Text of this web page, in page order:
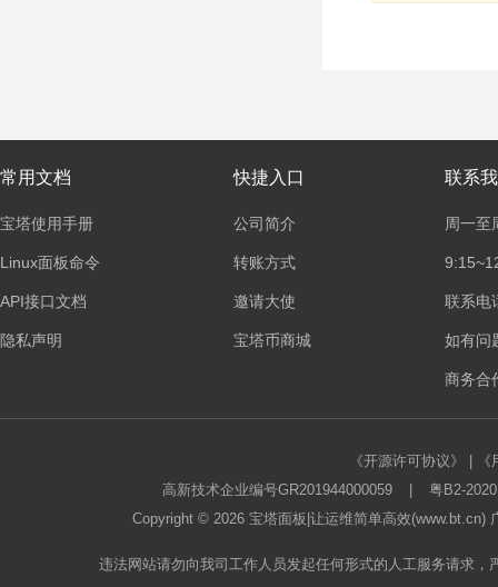
常用文档
宝塔使用手册
Linux面板命令
API接口文档
隐私声明
快捷入口
公司简介
转账方式
邀请大使
宝塔币商城
联系
周一至
联系电
如有问
商务合
《开源许可协议》
高新技术企业编号GR201944000059
粤B2-
Copyright © 2026 宝塔面板 |让运维简单高效
违法网站请勿向我司工作人员发起任何形式的人工服务请求，